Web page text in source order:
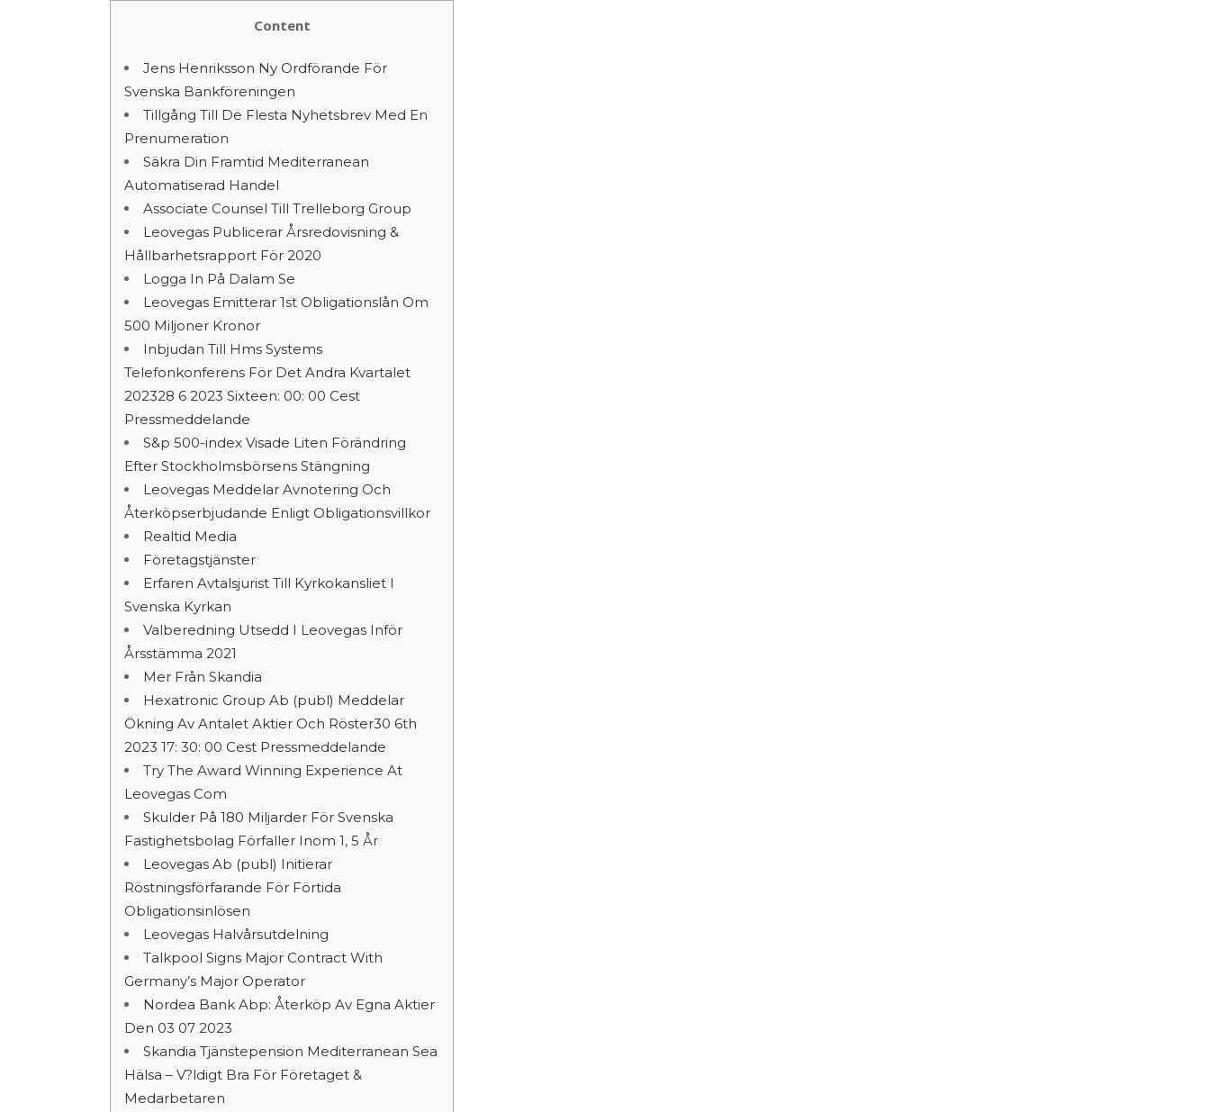
Content
Jens Henriksson Ny Ordförande För
Svenska Bankföreningen
Tillgång Till De Flesta Nyhetsbrev Med En
Prenumeration
Säkra Din Framtid Mediterranean
Automatiserad Handel
Associate Counsel Till Trelleborg Group
Leovegas Publicerar Årsredovisning &
Hållbarhetsrapport För 2020
Logga In På Dalam Se
Leovegas Emitterar 1st Obligationslån Om
500 Miljoner Kronor
Inbjudan Till Hms Systems
Telefonkonferens För Det Andra Kvartalet
202328 6 2023 Sixteen: 00: 00 Cest
Pressmeddelande
S&p 500-index Visade Liten Förändring
Efter Stockholmsbörsens Stängning
Leovegas Meddelar Avnotering Och
Återköpserbjudande Enligt Obligationsvillkor
Realtid Media
Företagstjänster
Erfaren Avtalsjurist Till Kyrkokansliet I
Svenska Kyrkan
Valberedning Utsedd I Leovegas Inför
Årsstämma 2021
Mer Från Skandia
Hexatronic Group Ab (publ) Meddelar
Ökning Av Antalet Aktier Och Röster30 6th
2023 17: 30: 00 Cest Pressmeddelande
Try The Award Winning Experience At
Leovegas Com
Skulder På 180 Miljarder För Svenska
Fastighetsbolag Förfaller Inom 1, 5 År
Leovegas Ab (publ) Initierar
Röstningsförfarande För Förtida
Obligationsinlösen
Leovegas Halvårsutdelning
Talkpool Signs Major Contract With
Germany’s Major Operator
Nordea Bank Abp: Återköp Av Egna Aktier
Den 03 07 2023
Skandia Tjänstepension Mediterranean Sea
Hälsa – V?ldigt Bra För Företaget &
Medarbetaren